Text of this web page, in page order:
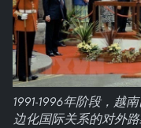
1991-1996年阶段，越
边化国际关系的对外